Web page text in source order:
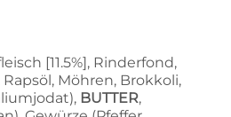
[11.5%], Rinderfond,
Rapsöl, Möhren, Brokkoli,
BUTTER,